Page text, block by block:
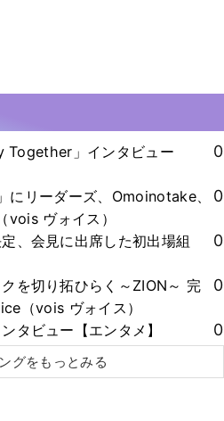
Together」インタビュー
0
にリーダーズ、Omoinotake、
ヴォイス）
0
、会見に出席した初出場組
0
クを切り拓ひらく～ZION～ 完
（vois ヴォイス）
0
タビュー【エンタメ】 0
グをもっとみる